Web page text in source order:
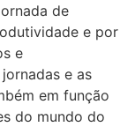
de
e por
e
e as
em função
do mundo do